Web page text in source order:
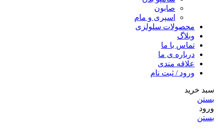
صابون
اسپری و مام
محصولات سلولزی
وبلاگ
تماس با ما
درباره ی ما
علاقه مندی
ورود / ثبت نام
سبد خرید
بستن
ورود
بستن